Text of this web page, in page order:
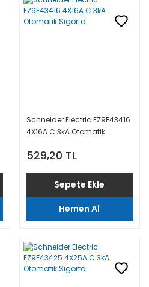
Schneider Electric EZ9F43416
4X16A C 3kA Otomatik
529,20 TL
Sepete Ekle
Hemen Al